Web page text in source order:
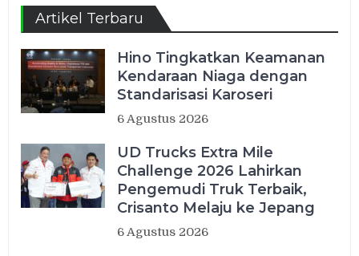
Artikel Terbaru
Hino Tingkatkan Keamanan
Kendaraan Niaga dengan
Standarisasi Karoseri
6 Agustus 2026
UD Trucks Extra Mile
Challenge 2026 Lahirkan
Pengemudi Truk Terbaik,
Crisanto Melaju ke Jepang
6 Agustus 2026